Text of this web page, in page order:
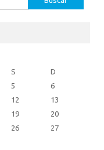
S D
5
6
12
13
19
20
26
27